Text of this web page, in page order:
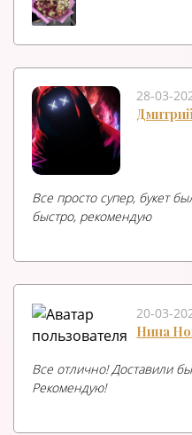
28-03-
Все просто супер, букет
быстро, рекомендую
20-03-
Нина
Все отлично! Доставили
Рекомендую!